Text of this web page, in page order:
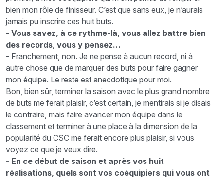
bien mon rôle de finisseur. C’est que sans eux, je n’aurais
jamais pu inscrire ces huit buts.
- Vous savez, à ce rythme-là, vous allez battre bien
des records, vous y pensez…
- Franchement, non. Je ne pense à aucun record, ni à
autre chose que de marquer des buts pour faire gagner
mon équipe. Le reste est anecdotique pour moi.
Bon, bien sûr, terminer la saison avec le plus grand nombre
de buts me ferait plaisir, c’est certain, je mentirais si je disais
le contraire, mais faire avancer mon équipe dans le
classement et terminer à une place à la dimension de la
popularité du CSC me ferait encore plus plaisir, si vous
voyez ce que je veux dire.
- En ce début de saison et après vos huit
réalisations, quels sont vos coéquipiers qui vous ont